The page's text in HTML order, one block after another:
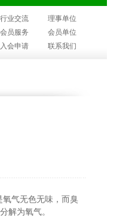
行业交流
理事单位
会员服务
会员单位
入会申请 联系我们
氧气无色无味，而臭
解为氧气。